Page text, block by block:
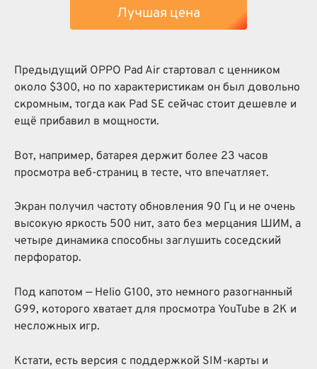
Лучшая цена
Предыдущий OPPO Pad Air стартовал с ценником
около $300, но по характеристикам он был довольно
скромным, тогда как Pad SE сейчас стоит дешевле и
ещё прибавил в мощности.
Вот, например, батарея держит более 23 часов
просмотра веб-страниц в тесте, что впечатляет.
Экран получил частоту обновления 90 Гц и не очень
высокую яркость 500 нит, зато без мерцания ШИМ, а
четыре динамика способны заглушить соседский
перфоратор.
Под капотом — Helio G100, это немного разогнанный
G99, которого хватает для просмотра YouTube в 2К и
несложных игр.
Кстати, есть версия с поддержкой SIM-карты и